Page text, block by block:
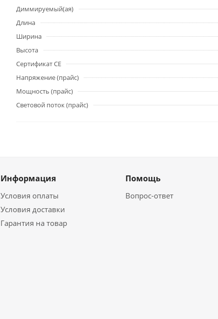
Диммируемый(ая)
Длина
Ширина
Высота
Сертификат CE
Напряжение (прайс)
Мощность (прайс)
Световой поток (прайс)
Информация
Условия оплаты
Условия доставки
Гарантия на товар
Помощь
Вопрос-ответ